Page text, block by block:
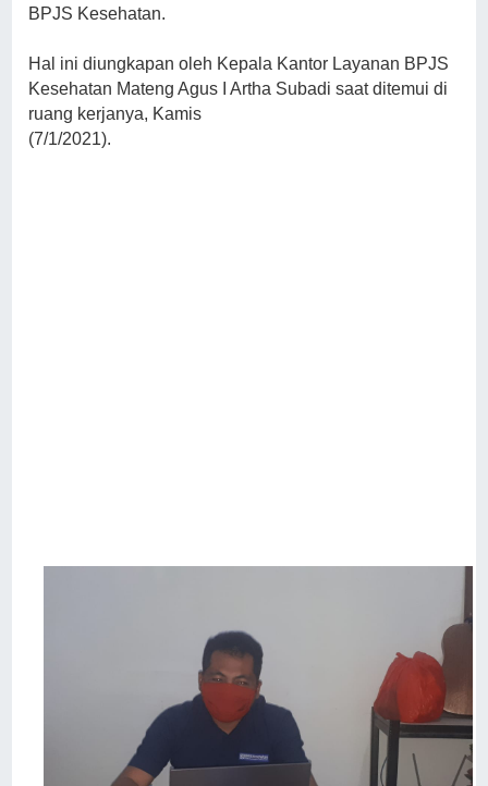
BPJS Kesehatan.
Hal ini diungkapan oleh Kepala Kantor Layanan BPJS
Kesehatan Mateng Agus I Artha Subadi saat ditemui di
ruang kerjanya, Kamis
(7/1/2021).